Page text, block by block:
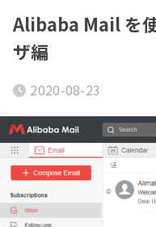
Alibaba Mail を
ザ編
2020-08-23